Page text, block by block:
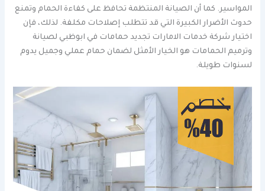
المواسير. كما أن الصيانة المنتظمة تحافظ على كفاءة الحمام وتمنع
حدوث الأضرار الكبيرة التي قد تتطلب إصلاحات مكلفة. لذلك، فإن
اختيار شركة خدمات الامارات تجديد حمامات في ابوظبي لصيانة
وترميم الحمامات هو الخيار الأمثل لضمان حمام عملي وجميل يدوم
لسنوات طويلة.